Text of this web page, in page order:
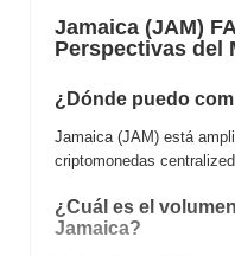
Jamaica (JAM)
Perspectivas del
¿Dónde puedo
Jamaica (JAM) está
criptomonedas
¿Cuál es el
Jamaica?